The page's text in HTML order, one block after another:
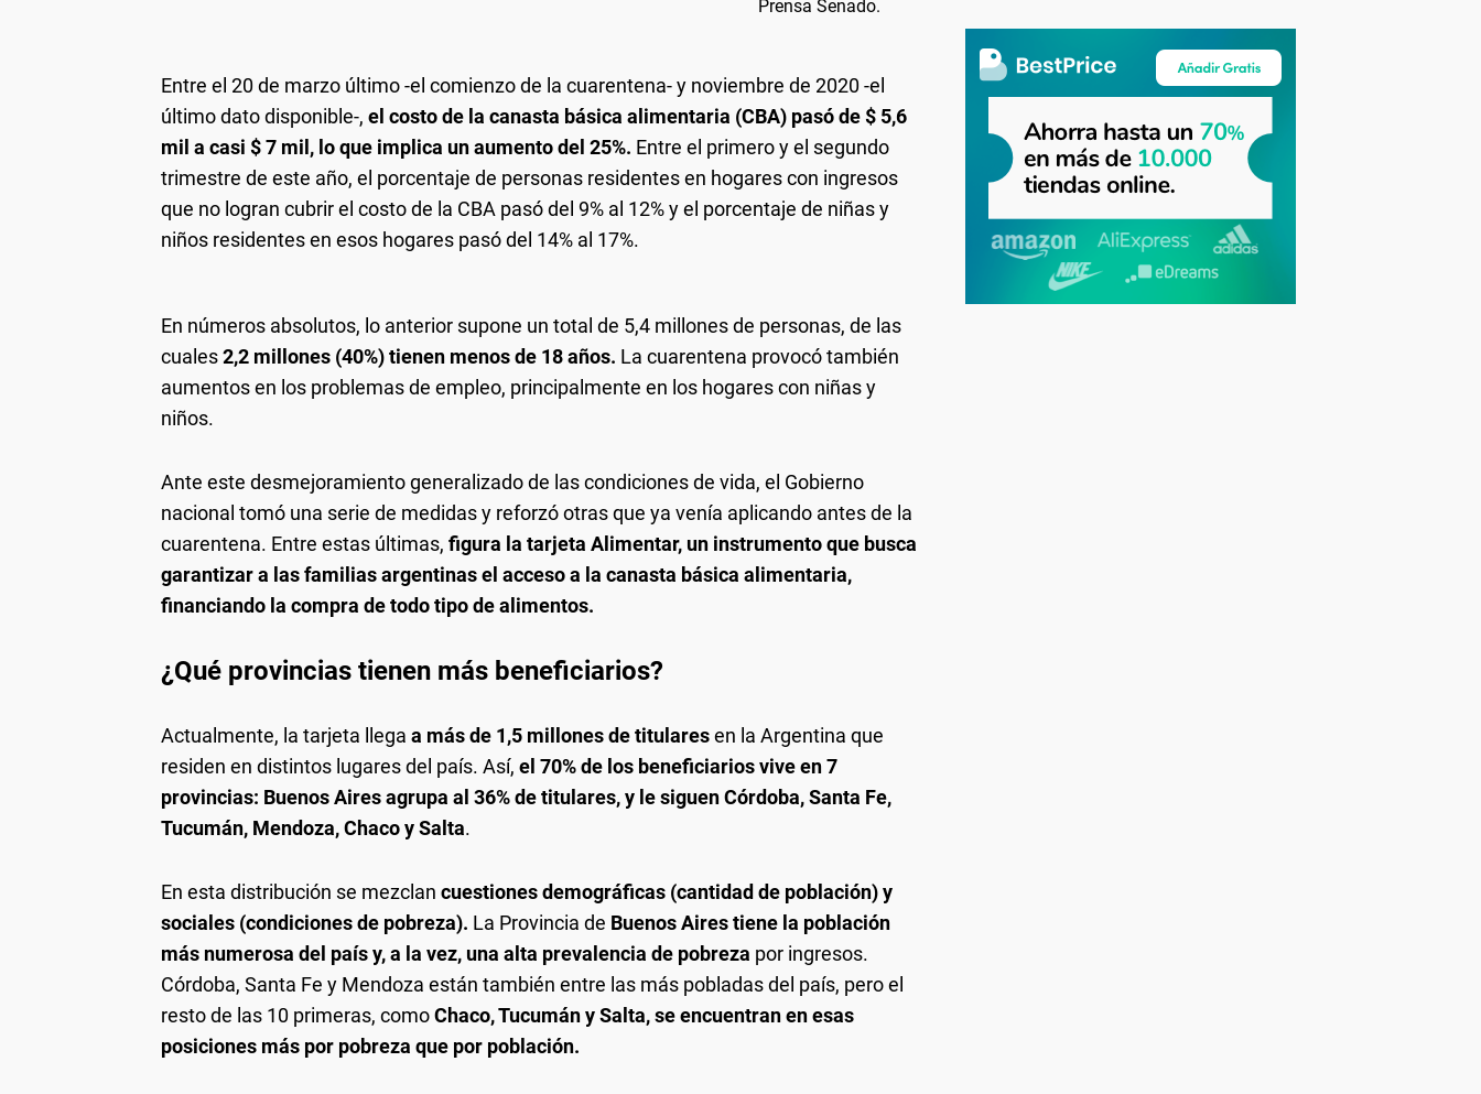
Entre el 20 de marzo último -el comienzo de la cuarentena- y noviembre de 2020 -el
último dato disponible-, el costo de la canasta básica alimentaria (CBA) pasó de $ 5,6
mil a casi $ 7 mil, lo que implica un aumento del 25%. Entre el primero y el segundo
trimestre de este año, el porcentaje de personas residentes en hogares con ingresos
que no logran cubrir el costo de la CBA pasó del 9% al 12% y el porcentaje de niñas y
niños residentes en esos hogares pasó del 14% al 17%.
En números absolutos, lo anterior supone un total de 5,4 millones de personas, de las
cuales2,2 millones (40%) tienen menos de 18 años. La cuarentena provocó también
aumentos en los problemas de empleo, principalmente en los hogares con niñas y
niños.
Ante este desmejoramiento generalizado de las condiciones de vida, el Gobierno
nacional tomó una serie de medidas y reforzó otras que ya venía aplicando antes de la
cuarentena. Entre estas últimas, figura la tarjeta Alimentar, un instrumento que busca
garantizar a las familias argentinas el acceso a la canasta básica alimentaria,
financiando la compra de todo tipo de alimentos.
¿Qué provincias tienen más beneficiarios?
Actualmente, la tarjeta llega a más de 1,5 millones de titularesen la Argentina que
residen en distintos lugares del país. Así, el 70% de los beneficiarios vive en 7
provincias: Buenos Aires agrupa al 36% de titulares, y le siguen Córdoba, Santa Fe,
Tucumán, Mendoza, Chaco y Salta.
En esta distribución se mezclan cuestiones demográficas (cantidad de población) y
sociales (condiciones de pobreza). La Provincia de Buenos Aires tiene la población
más numerosa del país y, a la vez, una alta prevalencia de pobreza por ingresos.
Córdoba, Santa Fe y Mendoza están también entre las más pobladas del país, pero el
resto de las 10 primeras, comoChaco, Tucumán y Salta, se encuentran en esas
posiciones más por pobreza que por población.